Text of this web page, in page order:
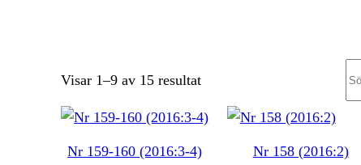
Visar 1–9 av 15 resultatSortera
efter
senaste
Nr 159-160 (2016:3-4) Nr 158 (2016:2)